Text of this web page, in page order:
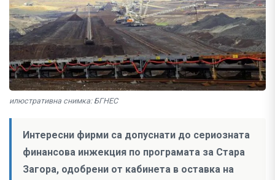
илюстративна снимка: БГНЕС
Интересни фирми са допуснати до сериозната
финансова инжекция по програмата за Стара
Загора, одобрени от кабинета в оставка на